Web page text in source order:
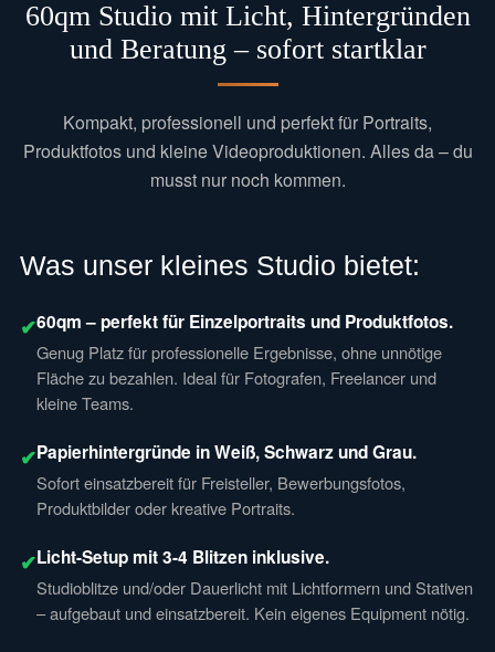
60qm Studio mit Licht, Hintergründen
und Beratung – sofort startklar
Kompakt, professionell und perfekt für Portraits,
Produktfotos und kleine Videoproduktionen. Alles da – du
musst nur noch kommen.
Was unser kleines Studio bietet:
✔60qm – perfekt für Einzelportraits und Produktfotos.
Genug Platz für professionelle Ergebnisse, ohne unnötige
Fläche zu bezahlen. Ideal für Fotografen, Freelancer und
kleine Teams.
✔Papierhintergründe in Weiß, Schwarz und Grau.
Sofort einsatzbereit für Freisteller, Bewerbungsfotos,
Produktbilder oder kreative Portraits.
✔Licht-Setup mit 3-4 Blitzen inklusive.
Studioblitze und/oder Dauerlicht mit Lichtformern und Stativen
– aufgebaut und einsatzbereit. Kein eigenes Equipment nötig.